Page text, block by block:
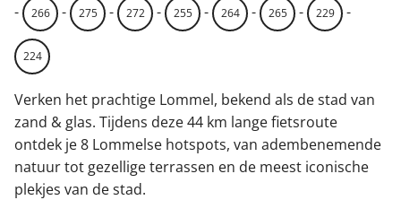
- 266 - 275 - 272 - 255 - 264 - 265 - 229 -
224
Verken het prachtige Lommel, bekend als de stad van
zand & glas. Tijdens deze 44 km lange fietsroute
ontdek je 8 Lommelse hotspots, van adembenemende
natuur tot gezellige terrassen en de meest iconische
plekjes van de stad.